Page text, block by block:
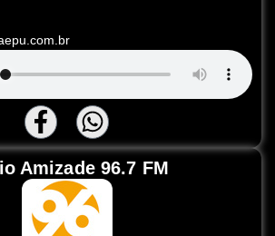
Amizade 96.7 FM